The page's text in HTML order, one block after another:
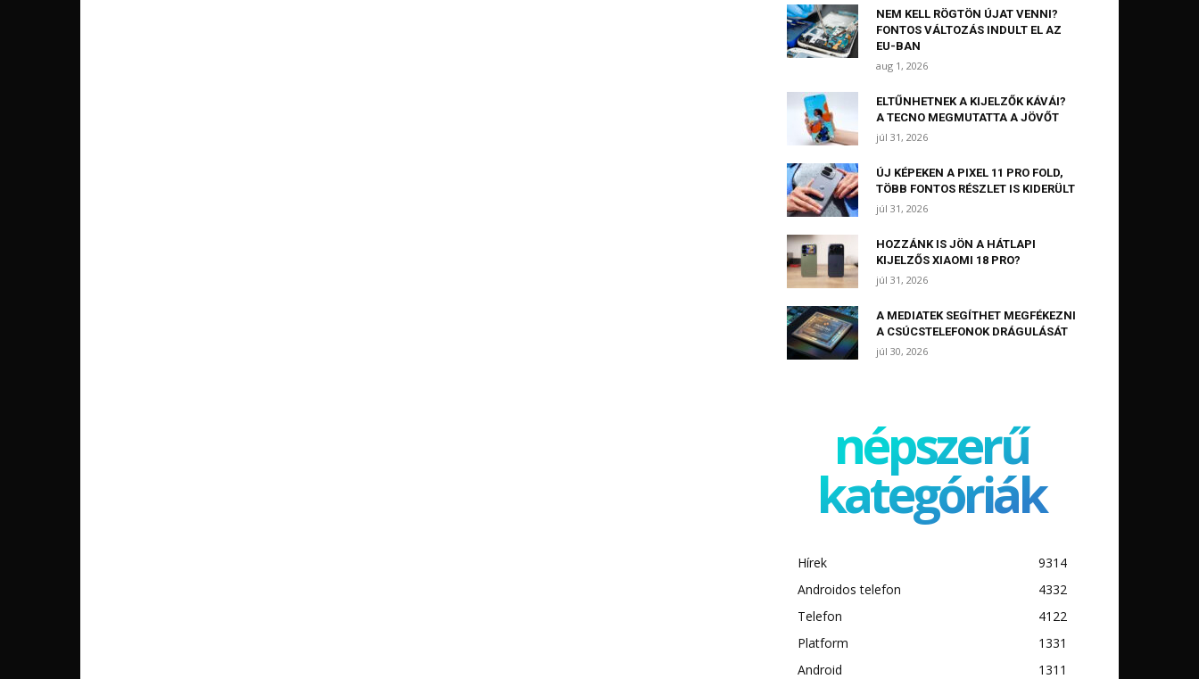
NEM KELL RÖGTÖN ÚJAT VENNI?
FONTOS VÁLTOZÁS INDULT EL AZ
EU-BAN
aug 1, 2026
ELTŰNHETNEK A KIJELZŐK KÁVÁI?
A TECNO MEGMUTATTA A JÖVŐT
júl 31, 2026
ÚJ KÉPEKEN A PIXEL 11 PRO FOLD,
TÖBB FONTOS RÉSZLET IS KIDERÜLT
júl 31, 2026
HOZZÁNK IS JÖN A HÁTLAPI
KIJELZŐS XIAOMI 18 PRO?
júl 31, 2026
A MEDIATEK SEGÍTHET MEGFÉKEZNI
A CSÚCSTELEFONOK DRÁGULÁSÁT
júl 30, 2026
népszerű
kategóriák
Hírek
9314
Androidos telefon
4332
Telefon
4122
Platform
1331
Android
1311